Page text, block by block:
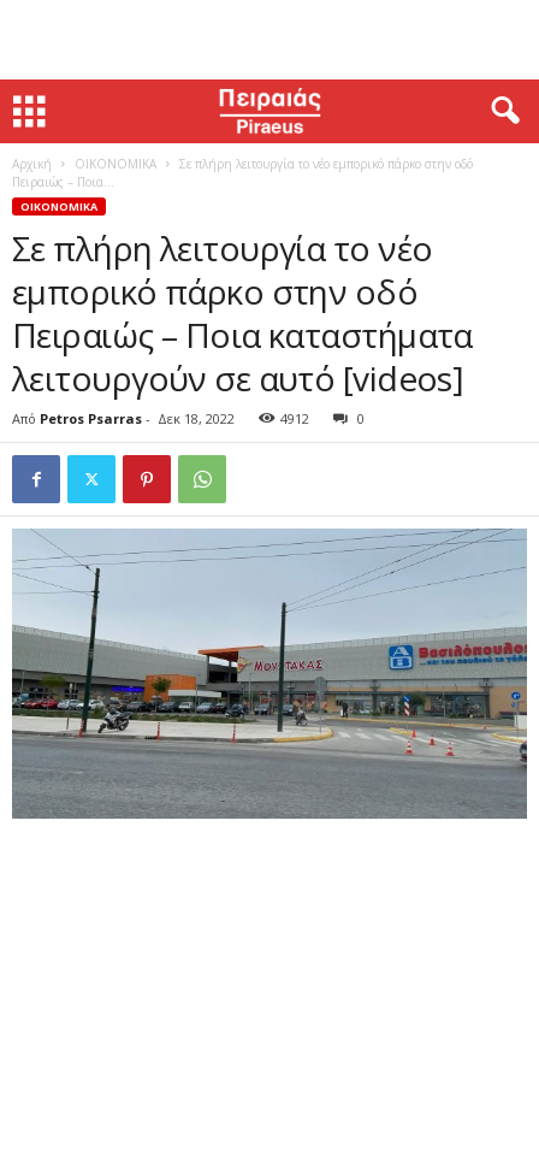
Αρχική ΟΙΚΟΝΟΜΙΚΑ
Σε πλήρη λειτουργία το νέο εμπορικό πάρκο στην οδό
Πειραιώς – Ποια...
ΟΙΚΟΝΟΜΙΚΑ
Σε πλήρη λειτουργία το νέο
εμπορικό πάρκο στην οδό
Πειραιώς – Ποια καταστήματα
λειτουργούν σε αυτό [videos]
Από Petros Psarras - Δεκ 18, 2022 4912 0